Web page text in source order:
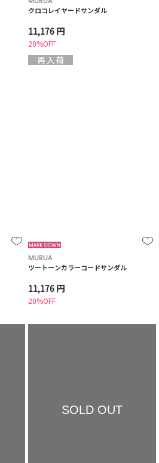
クロコレイヤードサンダル
11,176 円
20%OFF
MURUA
ツートーンカラーコードサンダル
11,176 円
20%OFF
SOLD OUT